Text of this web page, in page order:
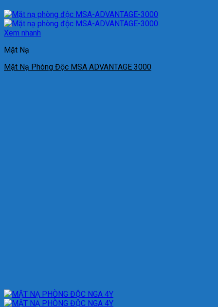
Xem nhanh
Mặt Nạ
Mặt Nạ Phòng Độc MSA ADVANTAGE 3000